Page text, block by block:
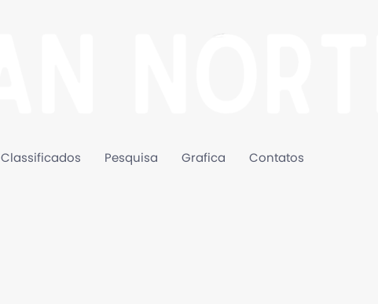
Classificados Pesquisa Grafica Contatos